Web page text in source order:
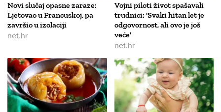
Novi slučaj opasne zaraze:
Ljetovao u Francuskoj, pa
završio u izolaciji
net.hr
Vojni piloti život spašavali
trudnici: 'Svaki hitan let je
odgovornost, ali ovo je još
veće'
net.hr